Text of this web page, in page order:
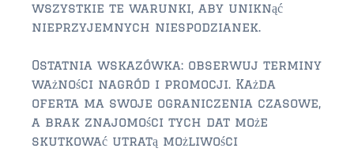
wszystkie te warunki, aby uniknąć
nieprzyjemnych niespodzianek.
Ostatnia wskazówka: obserwuj terminy
ważności nagród i promocji. Każda
oferta ma swoje ograniczenia czasowe,
a brak znajomości tych dat może
skutkować utratą możliwości